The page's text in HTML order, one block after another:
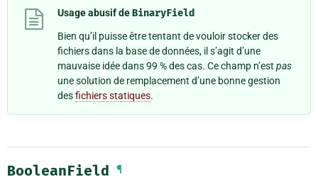
Usage abusif deBinaryField
Bien qu’il puisse être tentant de vouloir stocker des
fichiers dans la base de données, il s’agit d’une
mauvaise idée dans 99 % des cas. Ce champ n’est pas
une solution de remplacement d’une bonne gestion
desfichiers statiques.
BooleanField ¶